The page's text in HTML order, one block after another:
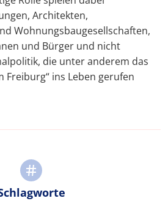
Architekten,
Wohnungsbaugesellschaften,
und Bürger und nicht
die unter anderem das
Freiburg“ ins Leben gerufen